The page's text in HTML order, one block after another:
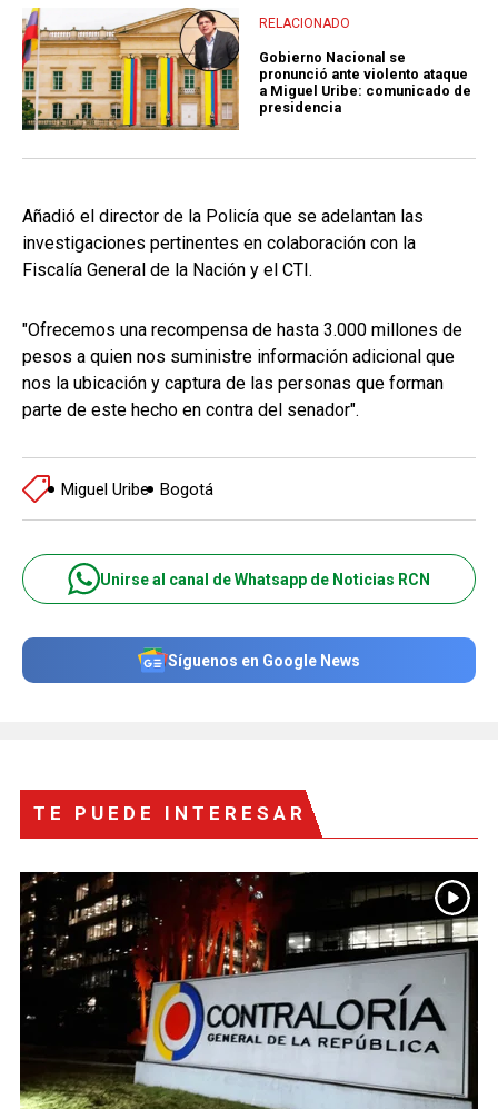
RELACIONADO
Gobierno Nacional se
pronunció ante violento ataque
a Miguel Uribe: comunicado de
presidencia
Añadió el director de la Policía que se adelantan las
investigaciones pertinentes en colaboración con la
Fiscalía General de la Nación y el CTI.
"Ofrecemos una recompensa de hasta 3.000 millones de
pesos a quien nos suministre información adicional que
nos la ubicación y captura de las personas que forman
parte de este hecho en contra del senador".
Miguel Uribe Bogotá
Unirse al canal de Whatsapp de Noticias RCN
Síguenos en Google News
TE PUEDE INTERESAR